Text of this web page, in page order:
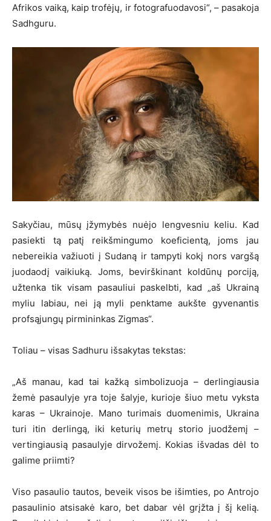
Afrikos vaiką, kaip trofėjų, ir fotografuodavosi“, – pasakoja
Sadhguru.
Sakyčiau, mūsų įžymybės nuėjo lengvesniu keliu. Kad
pasiekti tą patį reikšmingumo koeficientą, joms jau
nebereikia važiuoti į Sudaną ir tampyti kokį nors vargšą
juodaodį vaikiuką. Joms, bevirškinant koldūnų porciją,
užtenka tik visam pasauliui paskelbti, kad „aš Ukrainą
myliu labiau, nei ją myli penktame aukšte gyvenantis
profsąjungų pirmininkas Zigmas“.
Toliau – visas Sadhuru išsakytas tekstas:
„Aš manau, kad tai kažką simbolizuoja – derlingiausia
žemė pasaulyje yra toje šalyje, kurioje šiuo metu vyksta
karas – Ukrainoje. Mano turimais duomenimis, Ukraina
turi itin derlingą, iki keturių metrų storio juodžemį –
vertingiausią pasaulyje dirvožemį. Kokias išvadas dėl to
galime priimti?
Viso pasaulio tautos, beveik visos be išimties, po Antrojo
pasaulinio atsisakė karo, bet dabar vėl grįžta į šį kelią.